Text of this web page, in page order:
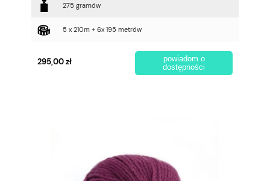
275 gramów
5 x 210m + 6x 195 metrów
295,00 zł
powiadom o
dostępności